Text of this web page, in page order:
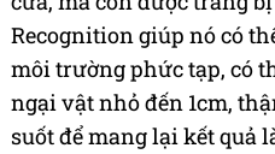
Recognition giúp nó có
môi trường phức tạp, có
ngại vật nhỏ đến 1cm,
suốt để mang lại kết quả